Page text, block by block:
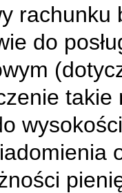
do
takie